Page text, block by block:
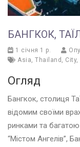
БАНГКОК,
1 січня 1 р.
Asia, Thailand , City,
Огляд
Бангкок, столиця
відомим своїми
ринками та
“Містом Ангелів”,